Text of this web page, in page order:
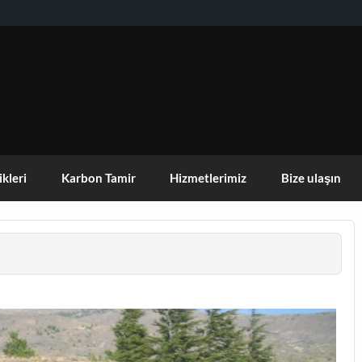
DOGA AKTIVITELERI GRUBU
Karbon Tamir Hizmetlerimiz Bize ulaşın